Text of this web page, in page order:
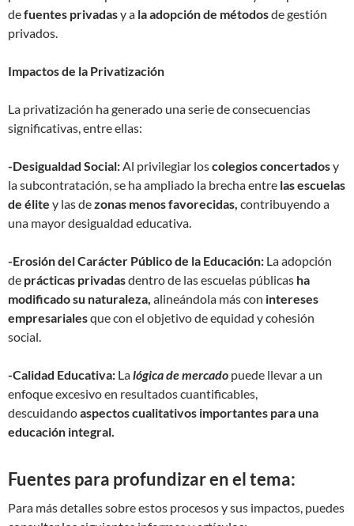
defuentes privadasy a la adopción de métodosde gestión
privados.
Impactos de la Privatización
La privatización ha generado una serie de consecuencias
significativas, entre ellas:
-Desigualdad Social: Al privilegiar loscolegios concertadosy
la subcontratación, se ha ampliado la brecha entre las escuelas
de élite y las dezonas menos favorecidas, contribuyendo a
una mayor desigualdad educativa.
-Erosión del Carácter Público de la Educación: La adopción
de prácticas privadasdentro de las escuelas públicas ha
modificado su naturaleza, alineándola más con intereses
empresarialesque con el objetivo de equidad y cohesión
social.
-Calidad Educativa: Lalógica de mercado puede llevar a un
enfoque excesivo en resultados cuantificables,
descuidandoaspectos cualitativos importantes para una
educación integral.
Fuentes para profundizar en el tema:
Para más detalles sobre estos procesos y sus impactos, puedes